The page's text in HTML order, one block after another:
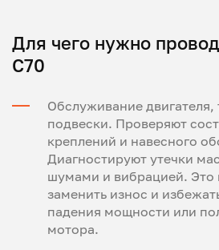
Для чего нужно
С70
Обслуживание
подвески. Проверяют
креплений и навесного
Диагностируют утечки
шумами и вибрацией. Это
заменить износ и
падения мощности или
мотора.